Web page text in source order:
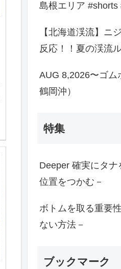
島根エリア
【北海道渓流】ニ
反応！！夏の渓流
AUG 8,2026〜ゴム
鶴岡沖）
特集
Deeper 確実にタ
位置をつかむ－
ボトムを取る重要
ない方法－
ブックマーク